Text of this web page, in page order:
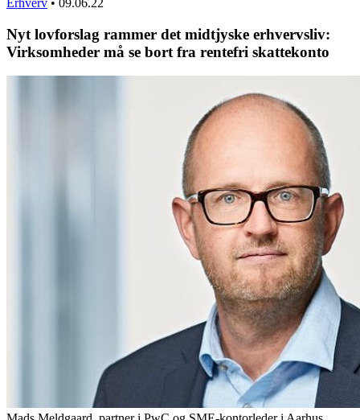
Nyt lovforslag rammer det midtjyske erhvervsliv:
Virksomheder må se bort fra rentefri skattekonto